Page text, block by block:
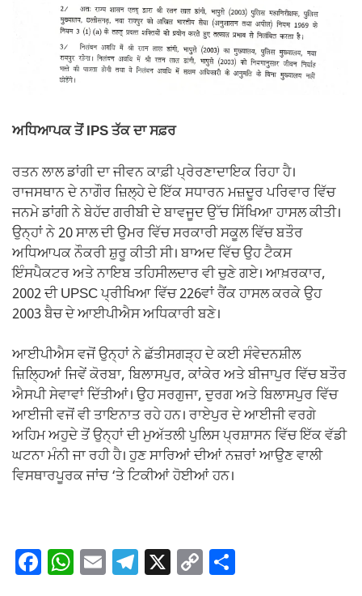
ਅਧਿਆਪਕ ਤੋਂ IPS ਤੱਕ ਦਾ ਸਫ਼ਰ
ਰਤਨ ਲਾਲ ਡਾਂਗੀ ਦਾ ਜੀਵਨ ਕਾਫ਼ੀ ਪ੍ਰੇਰਣਾਦਾਇਕ ਰਿਹਾ ਹੈ।
ਰਾਜਸਥਾਨ ਦੇ ਨਾਗੌਰ ਜ਼ਿਲ੍ਹੇ ਦੇ ਇੱਕ ਸਧਾਰਨ ਮਜ਼ਦੂਰ ਪਰਿਵਾਰ ਵਿੱਚ
ਜਨਮੇ ਡਾਂਗੀ ਨੇ ਬੇਹੱਦ ਗਰੀਬੀ ਦੇ ਬਾਵਜੂਦ ਉੱਚ ਸਿੱਖਿਆ ਹਾਸਲ ਕੀਤੀ।
ਉਨ੍ਹਾਂ ਨੇ 20 ਸਾਲ ਦੀ ਉਮਰ ਵਿੱਚ ਸਰਕਾਰੀ ਸਕੂਲ ਵਿੱਚ ਬਤੌਰ
ਅਧਿਆਪਕ ਨੌਕਰੀ ਸ਼ੁਰੂ ਕੀਤੀ ਸੀ। ਬਾਅਦ ਵਿੱਚ ਉਹ ਟੈਕਸ
ਇੰਸਪੈਕਟਰ ਅਤੇ ਨਾਇਬ ਤਹਿਸੀਲਦਾਰ ਵੀ ਚੁਣੇ ਗਏ। ਆਖ਼ਰਕਾਰ,
2002 ਦੀ UPSC ਪ੍ਰੀਖਿਆ ਵਿੱਚ 226ਵਾਂ ਰੈਂਕ ਹਾਸਲ ਕਰਕੇ ਉਹ
2003 ਬੈਚ ਦੇ ਆਈਪੀਐਸ ਅਧਿਕਾਰੀ ਬਣੇ।
ਆਈਪੀਐਸ ਵਜੋਂ ਉਨ੍ਹਾਂ ਨੇ ਛੱਤੀਸਗੜ੍ਹ ਦੇ ਕਈ ਸੰਵੇਦਨਸ਼ੀਲ
ਜ਼ਿਲ੍ਹਿਆਂ ਜਿਵੇਂ ਕੋਰਬਾ, ਬਿਲਾਸਪੁਰ, ਕਾਂਕੇਰ ਅਤੇ ਬੀਜਾਪੁਰ ਵਿੱਚ ਬਤੌਰ
ਐਸਪੀ ਸੇਵਾਵਾਂ ਦਿੱਤੀਆਂ। ਉਹ ਸਰਗੁਜਾ, ਦੁਰਗ ਅਤੇ ਬਿਲਾਸਪੁਰ ਵਿੱਚ
ਆਈਜੀ ਵਜੋਂ ਵੀ ਤਾਇਨਾਤ ਰਹੇ ਹਨ। ਰਾਏਪੁਰ ਦੇ ਆਈਜੀ ਵਰਗੇ
ਅਹਿਮ ਅਹੁਦੇ ਤੋਂ ਉਨ੍ਹਾਂ ਦੀ ਮੁਅੱਤਲੀ ਪੁਲਿਸ ਪ੍ਰਸ਼ਾਸਨ ਵਿੱਚ ਇੱਕ ਵੱਡੀ
ਘਟਨਾ ਮੰਨੀ ਜਾ ਰਹੀ ਹੈ। ਹੁਣ ਸਾਰਿਆਂ ਦੀਆਂ ਨਜ਼ਰਾਂ ਆਉਣ ਵਾਲੀ
ਵਿਸਥਾਰਪੂਰਕ ਜਾਂਚ ‘ਤੇ ਟਿਕੀਆਂ ਹੋਈਆਂ ਹਨ।
F W E T X C